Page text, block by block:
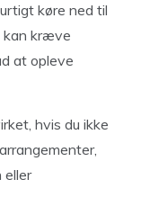
køre ned til
kan kræve
at opleve
hvis du ikke
eller